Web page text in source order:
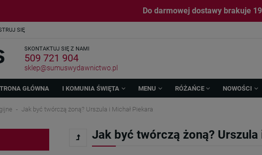
Do darmowej dostawy brakuje
SIĘ
SKONTAKTUJ SIĘ Z NAMI
509 721 904
sklep@sumuswydawnictwo.pl
GŁÓWNA I KOMUNIA ŚWIĘTA MENU RÓŻAŃCE NOWOŚCI
Jak być twórczą żoną? Urszula i Michał Piekara
Jak być twórczą żoną? Urszula